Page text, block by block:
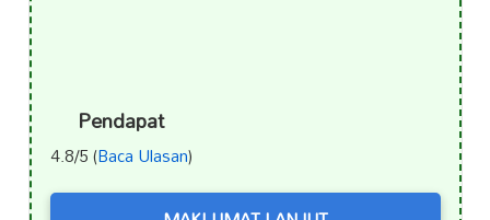
Pendapat
4.8/5 (Baca Ulasan)